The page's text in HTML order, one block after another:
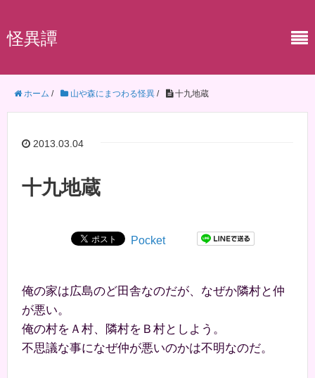
怪異譚
ホーム / 山や森にまつわる怪異 / 十九地蔵
2013.03.04
十九地蔵
Pocket
俺の家は広島のど田舎なのだが、なぜか隣村と仲
が悪い。
俺の村をＡ村、隣村をＢ村としよう。
不思議な事になぜ仲が悪いのかは不明なのだ。